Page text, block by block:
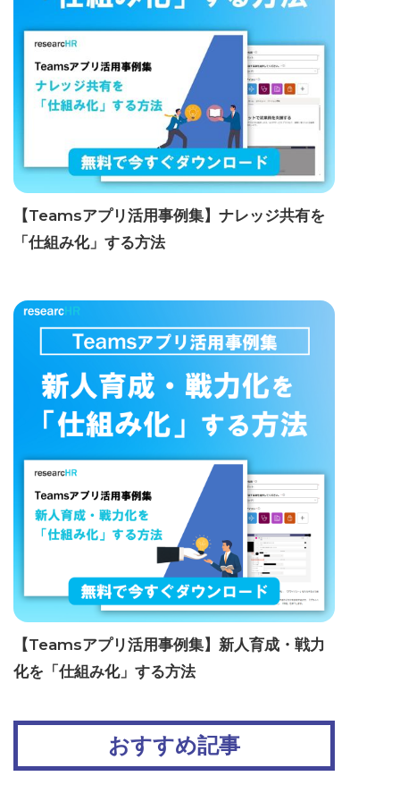
【Teamsアプリ活用事例集】ナレッジ共有を
「仕組み化」する方法
【Teamsアプリ活用事例集】新人育成・戦力
化を「仕組み化」する方法
おすすめ記事